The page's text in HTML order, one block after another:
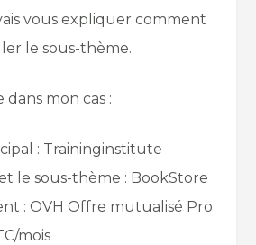
vous expliquer comment
le sous-thème.
mon cas :
: Traininginstitute
le sous-thème : BookStore
: OVH Offre mutualisé Pro
mois